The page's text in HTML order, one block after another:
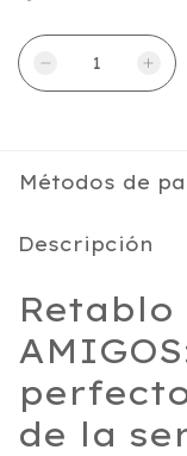
Métodos de
Descripción
Retablo
de la